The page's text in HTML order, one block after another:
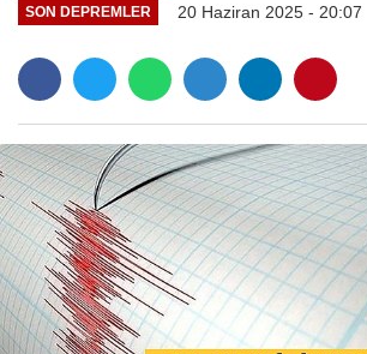
SON DEPREMLER 20 Haziran 2025 - 20:07